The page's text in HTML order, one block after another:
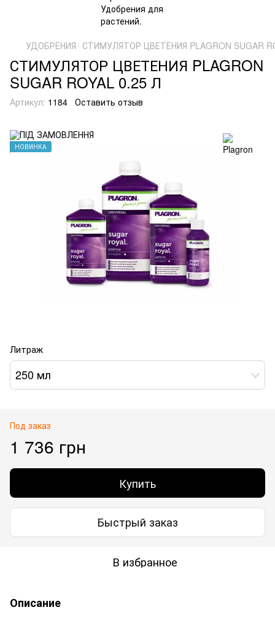
УДОБРЕНИЯ СТИМУЛЯТОР ЦВЕТЕНИЯ PLAGRON SUGAR
СТИМУЛЯТОР ЦВЕТЕНИЯ PLAGRON
SUGAR ROYAL 0.25 Л
Артикул: 1184 Оставить отзыв
НОВИНКА
Литраж
250 мл
Под заказ
1 736 грн
Купить
Быстрый заказ
В избранное
Описание